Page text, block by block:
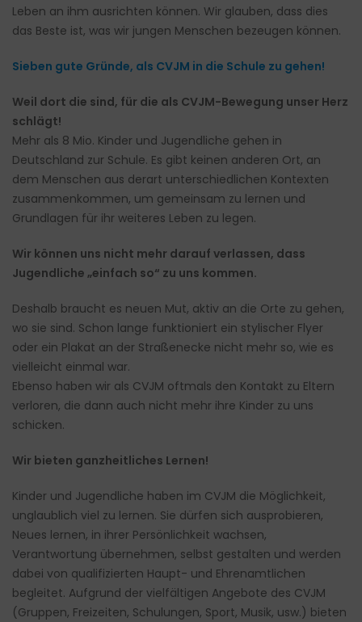
Leben an ihm ausrichten können. Wir glauben, dass dies
das Beste ist, was wir jungen Menschen bezeugen können.
Sieben gute Gründe, als CVJM in die Schule zu gehen!
Weil dort die sind, für die als CVJM-Bewegung unser Herz
schlägt!
Mehr als 8 Mio. Kinder und Jugendliche gehen in
Deutschland zur Schule. Es gibt keinen anderen Ort, an
dem Menschen aus derart unterschiedlichen Kontexten
zusammenkommen, um gemeinsam zu lernen und
Grundlagen für ihr weiteres Leben zu legen.
Wir können uns nicht mehr darauf verlassen, dass
Jugendliche „einfach so“ zu uns kommen.
Deshalb braucht es neuen Mut, aktiv an die Orte zu gehen,
wo sie sind. Schon lange funktioniert ein stylischer Flyer
oder ein Plakat an der Straßenecke nicht mehr so, wie es
vielleicht einmal war.
Ebenso haben wir als CVJM oftmals den Kontakt zu Eltern
verloren, die dann auch nicht mehr ihre Kinder zu uns
schicken.
Wir bieten ganzheitliches Lernen!
Kinder und Jugendliche haben im CVJM die Möglichkeit,
unglaublich viel zu lernen. Sie dürfen sich ausprobieren,
Neues lernen, in ihrer Persönlichkeit wachsen,
Verantwortung übernehmen, selbst gestalten und werden
dabei von qualifizierten Haupt- und Ehrenamtlichen
begleitet. Aufgrund der vielfältigen Angebote des CVJM
(Gruppen, Freizeiten, Schulungen, Sport, Musik, usw.) bieten